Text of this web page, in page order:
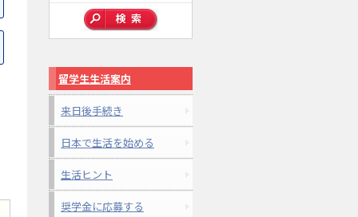
留学生生活案内
来日後手続き
日本で生活を始める
生活ヒント
奨学金に応募する